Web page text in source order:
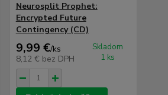
Neurosplit Prophet:
Encrypted Future
Contingency (CD)
9,99 €/ks
8,12 € bez DPH
Skladom
1 ks